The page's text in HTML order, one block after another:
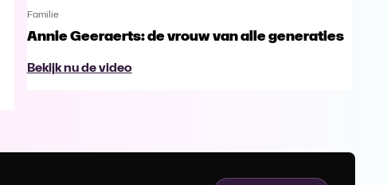
Familie
Annie Geeraerts: de vrouw van alle generaties
Bekijk nu de video